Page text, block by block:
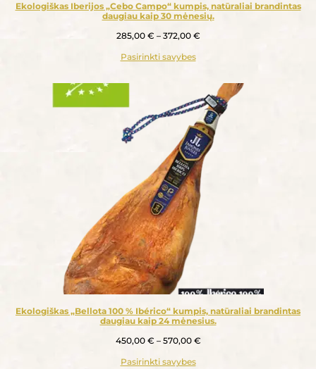
Ekologiškas Iberijos „Cebo Campo“ kumpis, natūraliai brandintas
daugiau kaip 30 mėnesių.
285,00 € – 372,00 €
Pasirinkti savybes
Ekologiškas „Bellota 100 % Ibérico“ kumpis, natūraliai brandintas
daugiau kaip 24 mėnesius.
450,00 € – 570,00 €
Pasirinkti savybes